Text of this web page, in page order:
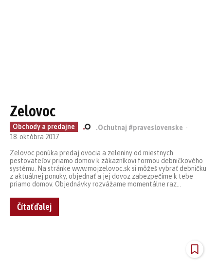
Zelovoc
Obchody a predajne .Ochutnaj #praveslovenske -
18. októbra 2017
Zelovoc ponúka predaj ovocia a zeleniny od miestnych
pestovateľov priamo domov k zákazníkovi formou debničkového
systému. Na stránke www.mojzelovoc.sk si môžeš vybrať debničku
z aktuálnej ponuky, objednať a jej dovoz zabezpečíme k tebe
priamo domov. Objednávky rozvážame momentálne raz...
Čítať ďalej